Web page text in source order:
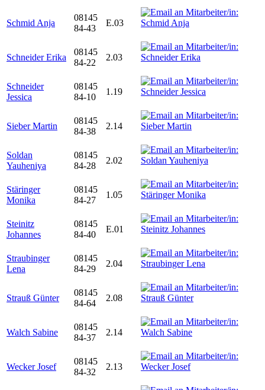
Schmid Anja
08145
84-43
E.03
Schneider Erika
08145
84-22
2.03
Schneider
Jessica
08145
84-10
1.19
Sieber Martin
08145
84-38
2.14
Soldan
Yauheniya
08145
84-28
2.02
Stäringer
Monika
08145
84-27
1.05
Steinitz
Johannes
08145
84-40
E.01
Straubinger
Lena
08145
84-29
2.04
Strauß Günter
08145
84-64
2.08
Walch Sabine
08145
84-37
2.14
Wecker Josef
08145
84-32
2.13